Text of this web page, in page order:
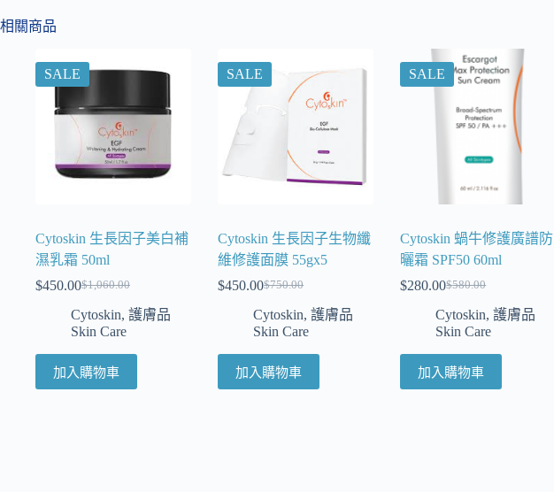
相關商品
SALE
Cytoskin 生長因子美白補
濕乳霜 50ml
$1,060.00
$450.00
Cytoskin, 護膚品
Skin Care
加入購物車
SALE
Cytoskin 生長因子生物纖
維修護面膜 55gx5
$750.00
$450.00
Cytoskin,護膚品
Skin Care
加入購物車
SALE
Cytoskin 蝸牛修護廣譜防
曬霜 SPF50 60ml
$580.00
$280.00
Cytoskin,護膚品
Skin Care
加入購物車